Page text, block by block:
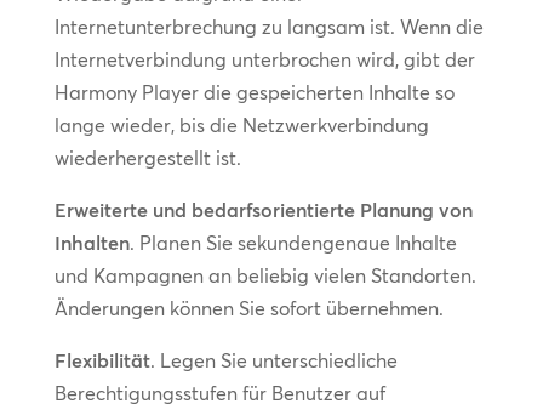
Internetunterbrechung zu langsam ist. Wenn die
Internetverbindung unterbrochen wird, gibt der
Harmony Player die gespeicherten Inhalte so
lange wieder, bis die Netzwerkverbindung
wiederhergestellt ist.
Erweiterte und bedarfsorientierte Planung von
Inhalten. Planen Sie sekundengenaue Inhalte
und Kampagnen an beliebig vielen Standorten.
Änderungen können Sie sofort übernehmen.
Flexibilität. Legen Sie unterschiedliche
Berechtigungsstufen für Benutzer auf